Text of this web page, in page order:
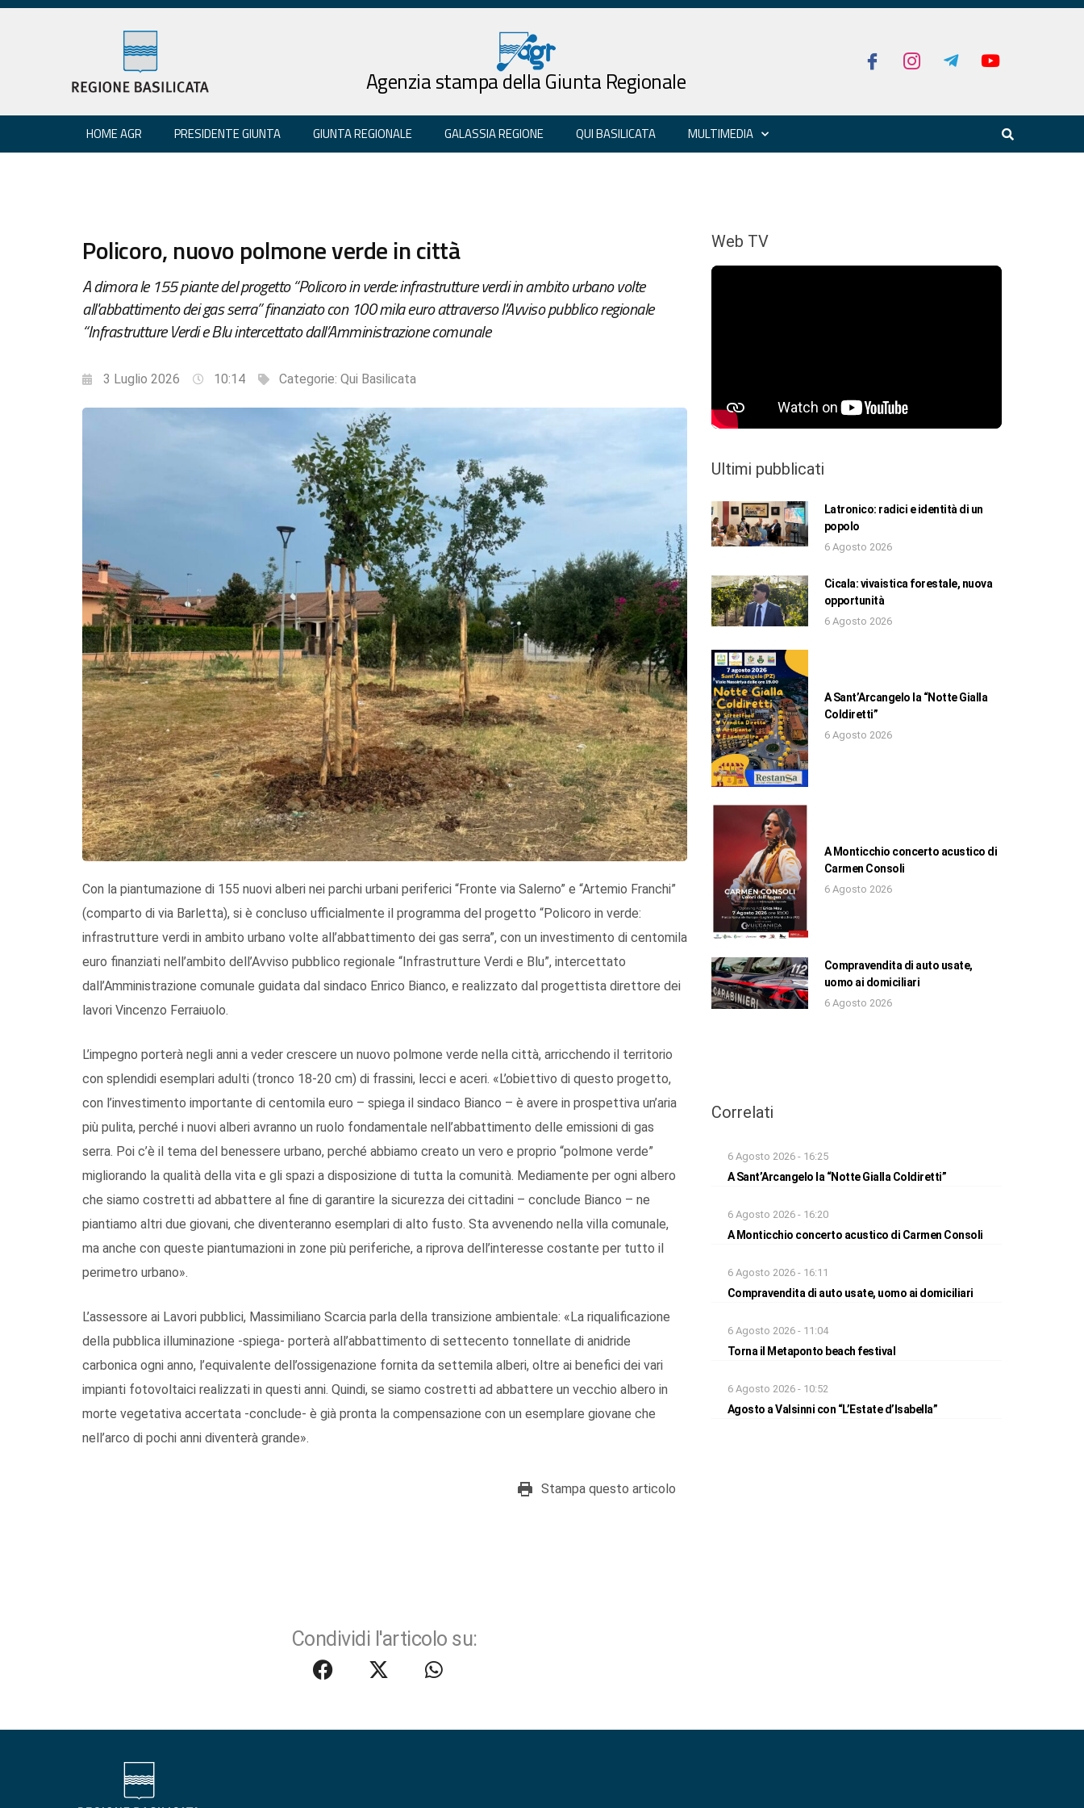
Agenzia stampa della Giunta Regionale
HOME AGR PRESIDENTE GIUNTA GIUNTA REGIONALE GALASSIA REGIONE QUI BASILICATA MULTIMEDIA
Policoro, nuovo polmone verde in città
A dimora le 155 piante del progetto “Policoro in verde: infrastrutture verdi in ambito urbano volte
all'abbattimento dei gas serra” finanziato con 100 mila euro attraverso l'Avviso pubblico regionale
“Infrastrutture Verdi e Blu intercettato dall’Amministrazione comunale
3 Luglio 2026 10:14 Categorie: Qui Basilicata
Con la piantumazione di 155 nuovi alberi nei parchi urbani periferici “Fronte via Salerno” e “Artemio Franchi”
(comparto di via Barletta), si è concluso ufficialmente il programma del progetto “Policoro in verde:
infrastrutture verdi in ambito urbano volte all’abbattimento dei gas serra”, con un investimento di centomila
euro finanziati nell’ambito dell’Avviso pubblico regionale “Infrastrutture Verdi e Blu”, intercettato
dall’Amministrazione comunale guidata dal sindaco Enrico Bianco, e realizzato dal progettista direttore dei
lavori Vincenzo Ferraiuolo.
L’impegno porterà negli anni a veder crescere un nuovo polmone verde nella città, arricchendo il territorio
con splendidi esemplari adulti (tronco 18-20 cm) di frassini, lecci e aceri. «L’obiettivo di questo progetto,
con l’investimento importante di centomila euro – spiega il sindaco Bianco – è avere in prospettiva un’aria
più pulita, perché i nuovi alberi avranno un ruolo fondamentale nell’abbattimento delle emissioni di gas
serra. Poi c’è il tema del benessere urbano, perché abbiamo creato un vero e proprio “polmone verde”
migliorando la qualità della vita e gli spazi a disposizione di tutta la comunità. Mediamente per ogni albero
che siamo costretti ad abbattere al fine di garantire la sicurezza dei cittadini – conclude Bianco – ne
piantiamo altri due giovani, che diventeranno esemplari di alto fusto. Sta avvenendo nella villa comunale,
ma anche con queste piantumazioni in zone più periferiche, a riprova dell’interesse costante per tutto il
perimetro urbano».
L’assessore ai Lavori pubblici, Massimiliano Scarcia parla della transizione ambientale: «La riqualificazione
della pubblica illuminazione -spiega- porterà all’abbattimento di settecento tonnellate di anidride
carbonica ogni anno, l’equivalente dell’ossigenazione fornita da settemila alberi, oltre ai benefici dei vari
impianti fotovoltaici realizzati in questi anni. Quindi, se siamo costretti ad abbattere un vecchio albero in
morte vegetativa accertata -conclude- è già pronta la compensazione con un esemplare giovane che
nell’arco di pochi anni diventerà grande».
Stampa questo articolo
Condividi l'articolo su:
Web TV
Ultimi pubblicati
Latronico: radici e identità di un
popolo
6 Agosto 2026
Cicala: vivaistica forestale, nuova
opportunità
6 Agosto 2026
A Sant’Arcangelo la “Notte Gialla
Coldiretti”
6 Agosto 2026
A Monticchio concerto acustico di
Carmen Consoli
6 Agosto 2026
Compravendita di auto usate,
uomo ai domiciliari
6 Agosto 2026
Correlati
6 Agosto 2026 - 16:25
A Sant’Arcangelo la “Notte Gialla Coldiretti”
6 Agosto 2026 - 16:20
A Monticchio concerto acustico di Carmen Consoli
6 Agosto 2026 - 16:11
Compravendita di auto usate, uomo ai domiciliari
6 Agosto 2026 - 11:04
Torna il Metaponto beach festival
6 Agosto 2026 - 10:52
Agosto a Valsinni con “L’Estate d’Isabella”